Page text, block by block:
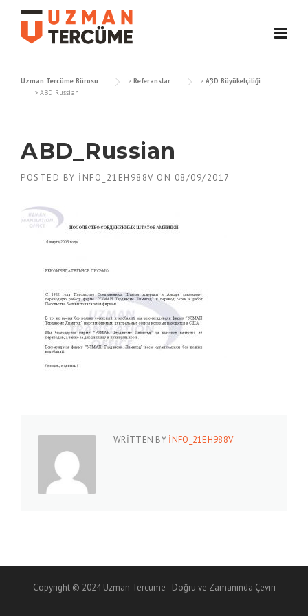
content
Uzman Tercüme Bürosu > Referanslar > ABD Büyükelçiliği
> ABD_Russian
ABD_Russian
POSTED BY INFO_21EH988V ON 08/09/2017
WRITTEN BY INFO_21EH988V
Copyright © 2024 Uzman Tercüme - Doğru ve Zamanında Çeviri